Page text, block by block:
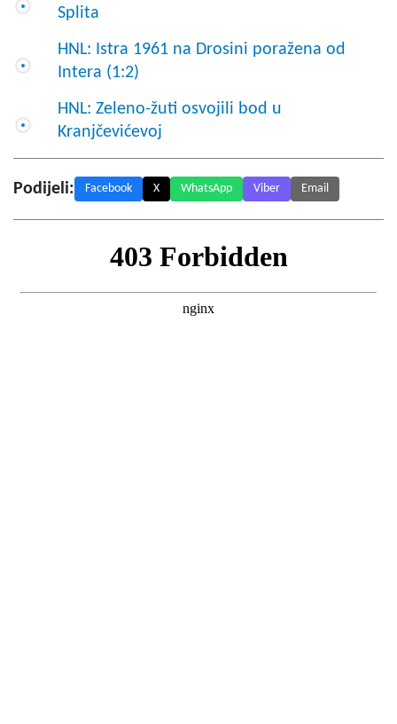
Splita
HNL: Istra 1961 na Drosini poražena od
Intera (1:2)
HNL: Zeleno-žuti osvojili bod u
Kranjčevićevoj
Podijeli: Facebook X WhatsApp Viber Email